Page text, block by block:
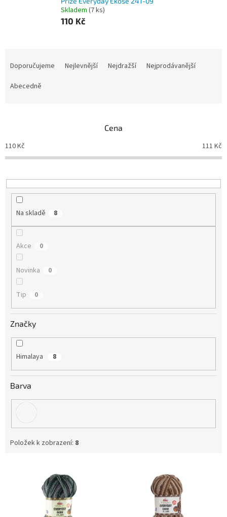
Skladem (7 ks)
110 Kč
o
d
k
t
Doporučujeme Nejlevnější Nejdražší
Nejprodávanější
Abecedně
Cena
110Kč 111 Kč
Na skladě 8
Akce 0
Novinka 0
Tip 0
Značky
Himalaya 8
Barva
Položek k zobrazení: 8